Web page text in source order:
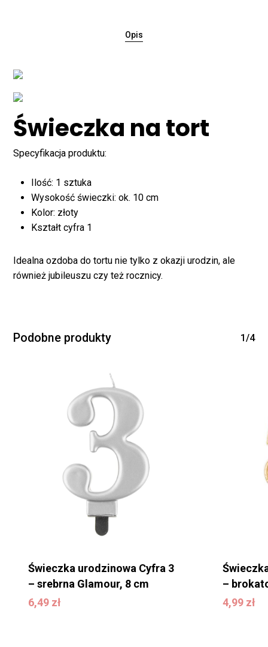
Brak produktów w
koszyku.
Opis
Świeczka na tort
Specyfikacja produktu:
Ilość: 1 sztuka
Wysokość świeczki: ok. 10 cm
Kolor: złoty
Kształt cyfra 1
Idealna ozdoba do tortu nie tylko z okazji urodzin, ale
również jubileuszu czy też rocznicy.
Podobne produkty 1/4
Świeczka urodzinowa Cyfra 3
– srebrna Glamour, 8 cm
6,49 zł
6,49
–
4,99 zł
4,99